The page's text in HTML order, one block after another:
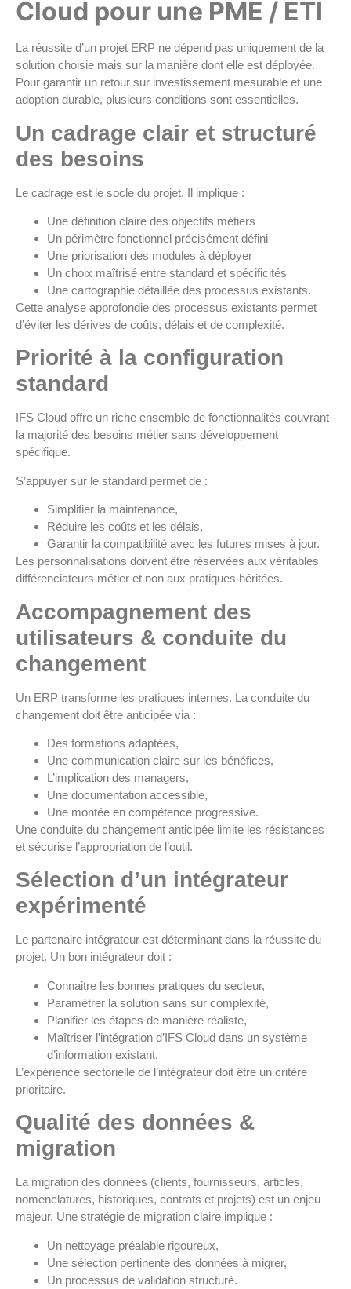
Cloud pour une PME / ETI
La réussite d’un projet ERP ne dépend pas uniquement de la
solution choisie mais sur la manière dont elle est déployée.
Pour garantir un retour sur investissement mesurable et une
adoption durable, plusieurs conditions sont essentielles.
Un cadrage clair et structuré
des besoins
Le cadrage est le socle du projet. Il implique :
Une définition claire des objectifs métiers
Un périmètre fonctionnel précisément défini
Une priorisation des modules à déployer
Un choix maîtrisé entre standard et spécificités
Une cartographie détaillée des processus existants.
Cette analyse approfondie des processus existants permet
d’éviter les dérives de coûts, délais et de complexité.
Priorité à la configuration
standard
IFS Cloud offre un riche ensemble de fonctionnalités couvrant
la majorité des besoins métier sans développement
spécifique.
S’appuyer sur le standard permet de :
Simplifier la maintenance,
Réduire les coûts et les délais,
Garantir la compatibilité avec les futures mises à jour.
Les personnalisations doivent être réservées aux véritables
différenciateurs métier et non aux pratiques héritées.
Accompagnement des
utilisateurs & conduite du
changement
Un ERP transforme les pratiques internes. La conduite du
changement doit être anticipée via :
Des formations adaptées,
Une communication claire sur les bénéfices,
L’implication des managers,
Une documentation accessible,
Une montée en compétence progressive.
Une conduite du changement anticipée limite les résistances
et sécurise l’appropriation de l’outil.
Sélection d’un intégrateur
expérimenté
Le partenaire intégrateur est déterminant dans la réussite du
projet. Un bon intégrateur doit :
Connaitre les bonnes pratiques du secteur,
Paramétrer la solution sans sur complexité,
Planifier les étapes de manière réaliste,
Maîtriser l’intégration d’IFS Cloud dans un système
d’information existant.
L’expérience sectorielle de l’intégrateur doit être un critère
prioritaire.
Qualité des données &
migration
La migration des données (clients, fournisseurs, articles,
nomenclatures, historiques, contrats et projets) est un enjeu
majeur. Une stratégie de migration claire implique :
Un nettoyage préalable rigoureux,
Une sélection pertinente des données à migrer,
Un processus de validation structuré.